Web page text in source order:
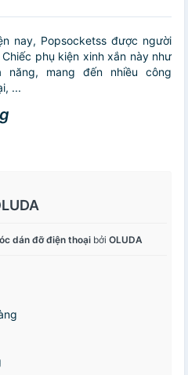
nay, Popsocketss được người
phụ kiện xinh xắn này như
mang đến nhiều công
...
dán đỡ điện thoại bởi OLUDA